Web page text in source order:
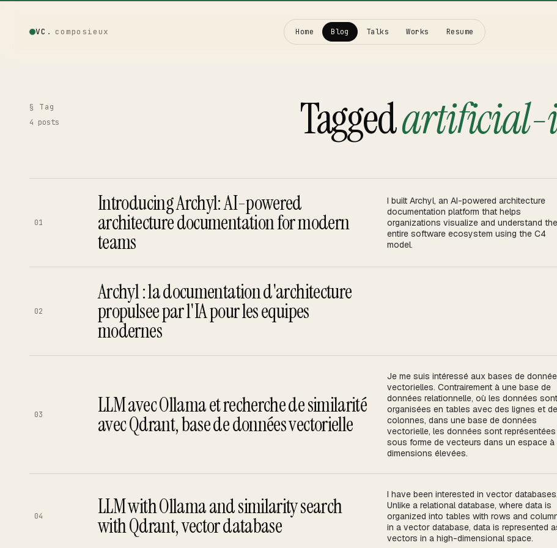
VC . composieux Home Blog Talks Works Resume
Blog
Talks
Works
Resume
LinkedIn Malt
§ Tag
4 posts Taggedartificial-
01
Introducing Archyl: AI-powered
architecture documentation for modern
teams
I built Archyl, an AI-powered architecture
documentation platform that helps
organizations visualize and understand
entire software ecosystem using the C4
model.
02
Archyl : la documentation d'architecture
propulsee par l'IA pour les equipes
modernes
03 LLM avec Ollama et recherche de similarité
avec Qdrant, base de données vectorielle
Je me suis intéressé aux bases de
vectorielles. Contrairement à une base de
données relationnelle, où les données sont
organisées en tables avec des lignes et
colonnes, dans une base de données
vectorielle, les données sont représentées
sous forme de vecteurs dans un espace à
dimensions élevées.
04 LLM with Ollama and similarity search
with Qdrant, vector database
I have been interested in vector databases.
Unlike a relational database, where data is
organized into tables with rows and
in a vector database, data is represented
vectors in a high-dimensional space.